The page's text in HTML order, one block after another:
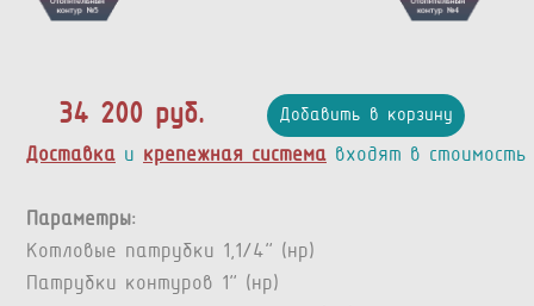
34 200 руб. Добавить в корзину
Доставка и крепежная система входят в стоимость
Параметры:
Котловые патрубки 1,1/4” (нр)
Патрубки контуров 1” (нр)